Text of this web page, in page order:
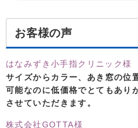
お客様の声
はなみずき小手指クリニック様
サイズからカラー、あき窓の位
可能なのに低価格でとてもあり
させていただきます。
株式会社GOTTA様